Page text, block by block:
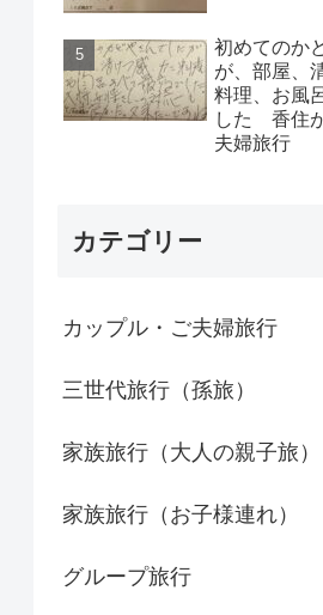
初めてのか
が、部屋、
料理、お風
した 香住
夫婦旅行
カテゴリー
カップル・ご夫婦旅行
三世代旅行（孫旅）
家族旅行（大人の親子旅）
家族旅行（お子様連れ）
グループ旅行